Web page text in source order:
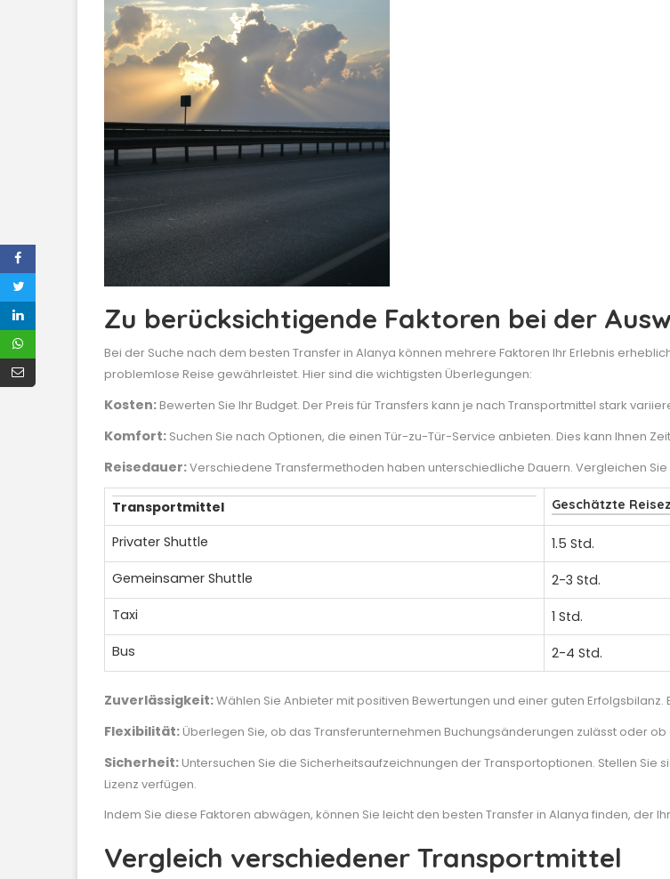
Zu berücksichtigende Faktoren bei der
Bei der Suche nach dem besten Transfer in Alanya können mehrere Faktoren Ihr Erlebnis
problemlose Reise gewährleistet. Hier sind die wichtigsten Überlegungen:
Kosten: Bewerten Sie Ihr Budget. Der Preis für Transfers kann je nach Transportmittel stark
Komfort: Suchen Sie nach Optionen, die einen Tür-zu-Tür-Service anbieten. Dies kann Ihnen
Reisedauer:Verschiedene Transfermethoden haben unterschiedliche Dauern. Vergleichen
Transportmittel Geschätzte
Privater Shuttle
1.5 Std.
Gemeinsamer Shuttle 2-3 Std.
Taxi 1 Std.
Bus 2-4 Std.
Zuverlässigkeit:Wählen Sie Anbieter mit positiven Bewertungen und einer guten
Flexibilität: Überlegen Sie, ob das Transferunternehmen Buchungsänderungen zulässt oder
Sicherheit: Untersuchen Sie die Sicherheitsaufzeichnungen der Transportoptionen. Stellen
Lizenz verfügen.
Indem Sie diese Faktoren abwägen, können Sie leicht den besten Transfer in Alanya finden, der
Vergleich verschiedener Transportmittel